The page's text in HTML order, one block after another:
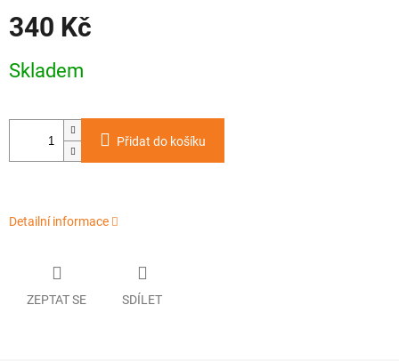
340 Kč
cena:
Skladem
Přidat do košíku
Detailní informace
ZEPTAT SE SDÍLET